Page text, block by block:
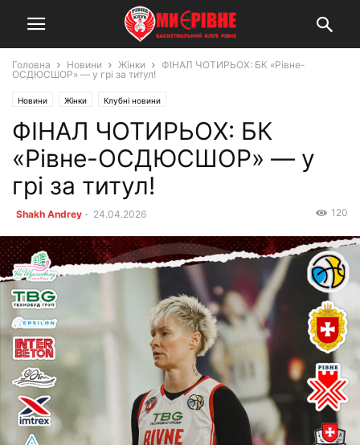
Головна Новини Жінки
ФІНАЛ ЧОТИРЬОХ: БК «Рівне-
ОСДЮСШОР» — у грі за титул!
Новини Жінки Клубні новини
ФІНАЛ ЧОТИРЬОХ: БК
«Рівне-ОСДЮСШОР» — у
грі за титул!
Shakh Andrey - 24.04.2026 120